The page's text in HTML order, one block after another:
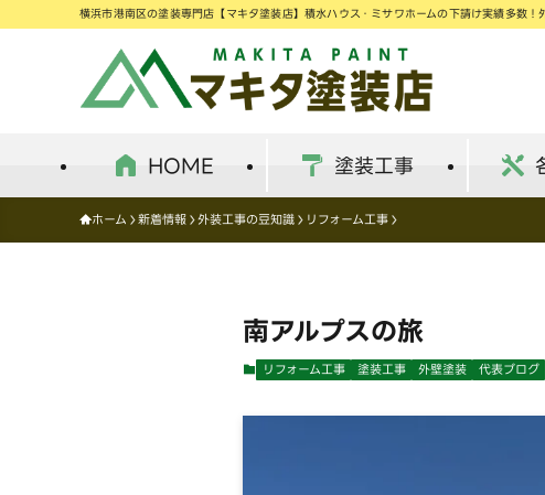
横浜市港南区の塗装専門店【マキタ塗装店】積水ハウス・ミサワホームの下請け実績多数
HOME 塗装工事
ホーム 新着情報 外装工事の豆知識 リフォーム工事
南アルプスの旅
リフォーム工事 塗装工事 外壁塗装 代表ブログ